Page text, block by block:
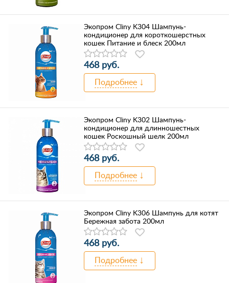
Экопром Cliny K304 Шампунь-
кондиционер для короткошерстных
кошек Питание и блеск 200мл
468 руб.
Подробнее
Экопром Cliny K302 Шампунь-
кондиционер для длинношестных
кошек Роскошный шелк 200мл
468 руб.
Подробнее
Экопром Cliny K306 Шампунь для котят
Бережная забота 200мл
468 руб.
Подробнее